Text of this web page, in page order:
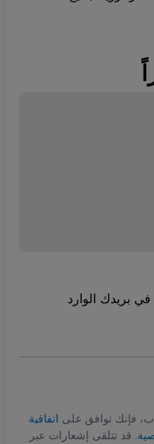
بريدك الوارد
فإنك توافق على اتفاقية
. قد تتلقى إشعارات عبر